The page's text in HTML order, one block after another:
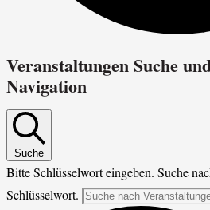
Veranstaltungen Suche
Navigation
Suche
Bitte Schlüsselwort eingeben. Suche
Schlüsselwort.